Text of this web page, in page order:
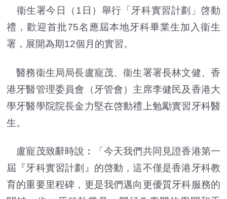
衞生署今日（1日）舉行「牙科實習計劃」啓動
禮，歡迎首批75名應屆本地牙科畢業生加入衞生
署，展開為期12個月的實習。
醫務衞生局局長盧寵茂、衞生署署長林文健、香
港牙醫管理委員會（牙管會）主席李健民及香港大
學牙醫學院院長金力堅在啓動禮上勉勵實習牙科醫
生。
盧寵茂致辭時說︰「今天我們共同見證香港第一
屆『牙科實習計劃』的啓動，這不僅是香港牙科教
育的重要里程碑，更是我們邁向更優質牙科服務的